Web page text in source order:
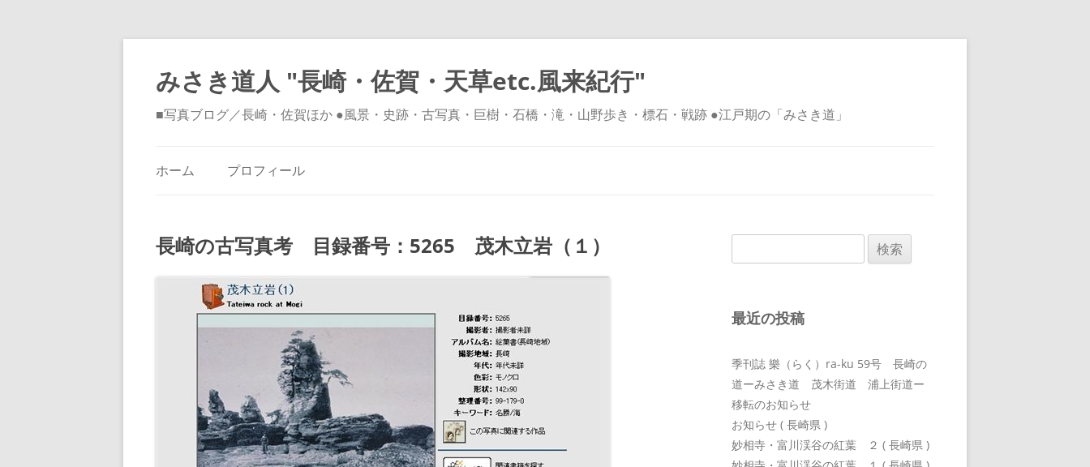
みさき道人 "長崎・佐賀・天草etc.風来紀行"
■写真ブログ／長崎・佐賀ほか ●風景・史跡・古写真・巨樹・石橋・滝・山野歩き・標石・戦跡 ●江戸期の「みさき道」
ッ
プ
ホーム プロフィール
長崎の古写真考 目録番号：5265 茂木立岩（１）
索:
最近の投稿
季刊誌 樂（らく）ra-ku 59号 長崎の
道ーみさき道 茂木街道 浦上街道ー
移転のお知らせ
お知らせ ( 長崎県 )
妙相寺・富川渓谷の紅葉 ２ ( 長崎県 )